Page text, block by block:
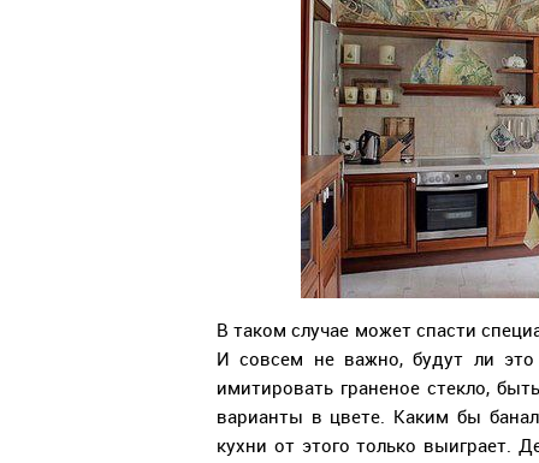
В таком случае может спасти
И совсем не важно, будут ли
имитировать граненое стекло,
варианты в цвете. Каким бы
кухни от этого только выиграет.